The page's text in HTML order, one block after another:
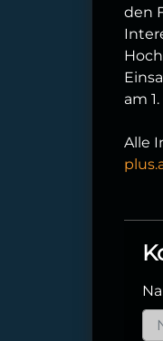
den
am
Alle